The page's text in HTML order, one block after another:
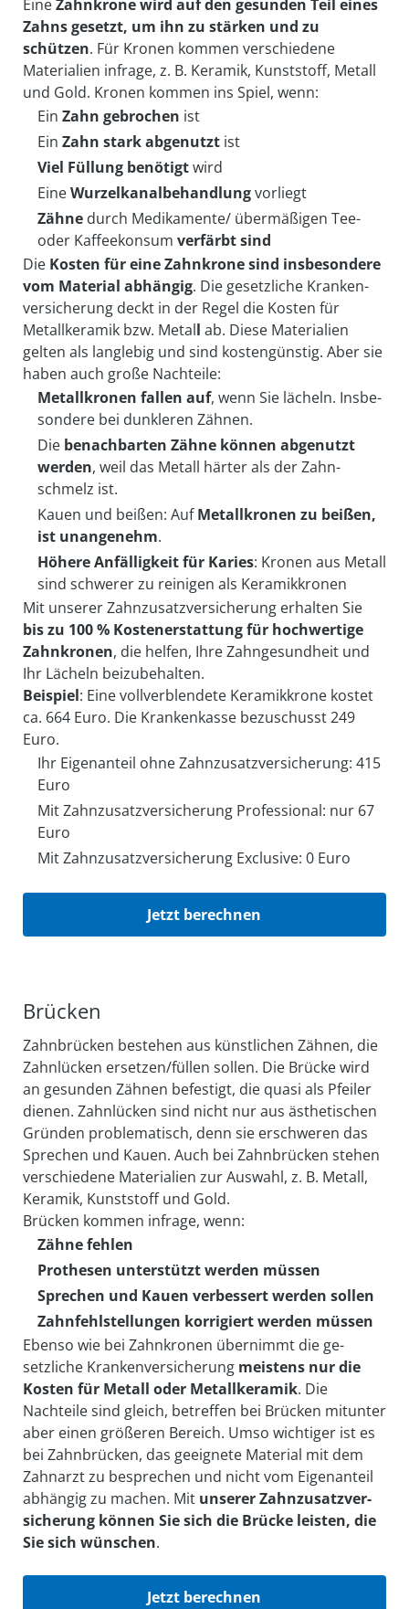
Zusammen mit der gesetzlichen Krankenkasse
Diese Begrenzungen entfallen bei Unfall.
EineZahnkrone wird auf den gesunden Teil eines
Zahns gesetzt, um ihn zu stärken und zu
schützen. Für Kronen kommen verschiedene
Materialien infrage, z. B. Keramik, Kunststoff, Metall
und Gold. Kronen kommen ins Spiel, wenn:
Ein Zahn gebrochen ist
Ein Zahn stark abgenutztist
Viel Füllung benötigtwird
EineWurzel­kanal­be­hand­lungvorliegt
Zähne durch Medikamente/ über­mäßigen Tee-
oder Kaffee­konsum verfärbt sind
Die Kosten für eine Zahn­kronesind insbesondere
vom Material abhängig. Die ge­setzliche Kranken­
ver­sicherung deckt in der Regel die Kosten für
Metall­keramik bzw. Metall ab. Diese Materialien
gelten als lang­lebig und sind kosten­günstig. Aber sie
haben auch große Nach­teile:
Metallkronen fallen auf, wenn Sie lächeln. Ins­be­
sondere bei dunkleren Zähnen.
Die benachbarten Zähne können ab­genutzt
werden, weil das Metall härter als der Zahn­
schmelz ist.
Kauen und beißen: AufMetall­kronen zu beißen,
ist unan­genehm.
Höhere Anfälligkeit für Karies: Kronen aus Metall
sind schwerer zu reinigen als Keramik­kronen
Mit unserer Zahnzusatzversicherung erhalten Sie
bis zu 100 % Kosten­erstattung für hoch­wertige
Zahn­kronen, die helfen, Ihre Zahn­gesundheit und
Ihr Lächeln bei­zu­behalten.
Beispiel: Eine vollverblendete Keramik­krone kostet
ca. 664 Euro. Die Kranken­kasse bezu­schusst 249
Euro.
Ihr Eigenanteil ohne Zahn­zusatz­versicherung: 415
Euro
Mit Zahnzusatzversicherung Professional: nur 67
Euro
Mit Zahnzusatzversicherung Exclusive: 0 Euro
Jetzt berechnen
Brücken
Zahnbrücken bestehen aus künstlichen Zähnen, die
Zahnlücken ersetzen/füllen sollen. Die Brücke wird
an gesunden Zähnen befestigt, die quasi als Pfeiler
dienen. Zahn­lücken sind nicht nur aus ästhetischen
Gründen proble­matisch, denn sie er­schweren das
Sprechen und Kauen. Auch bei Zahn­brücken stehen
ver­schiedene Materialien zur Auswahl, z. B. Metall,
Keramik, Kunst­stoff und Gold.
Brücken kommen infrage, wenn:
Zähne fehlen
Prothesen unterstützt werden müssen
Sprechen und Kauen verbessert werden sollen
Zahnfehlstellungen korrigiert werden müssen
Ebenso wie bei Zahnkronen übernimmt die ge­
setzliche Kranken­ver­sicherung meistens nur die
Kosten für Metall oder Metall­keramik. Die
Nachteile sind gleich, betreffen bei Brücken mitunter
aber einen größeren Bereich. Umso wichtiger ist es
bei Zahn­brücken, das geeignete Material mit dem
Zahn­arzt zu be­sprechen und nicht vom Eigen­anteil
ab­hängig zu machen. Mit unserer Zahn­zusatz­ver­
sicherung können Sie sich die Brücke leisten, die
Sie sich wünschen.
Jetzt berechnen